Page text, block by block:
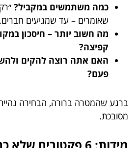
כמה משתמשים במקביל?
שאומרים – עד שמגיעים חברים.
מה חשוב יותר – חיסכון
קפיצה?
האם אתה רוצה להקים
פעם?
ברגע שהמטרה ברורה, הבחירה
מסובכת.